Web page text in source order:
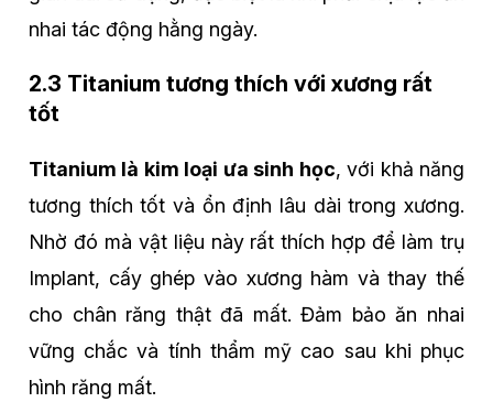
nhai tác động hằng ngày.
2.3 Titanium tương thích với xương rất
tốt
Titanium là kim loại ưa sinh học, với khả năng
tương thích tốt và ổn định lâu dài trong xương.
Nhờ đó mà vật liệu này rất thích hợp để làm trụ
Implant, cấy ghép vào xương hàm và thay thế
cho chân răng thật đã mất. Đảm bảo ăn nhai
vững chắc và tính thẩm mỹ cao sau khi phục
hình răng mất.